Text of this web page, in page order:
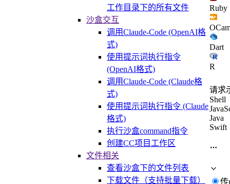
工作目录下的所有文件
沙盒交互
调用Claude-Code (OpenAI格
式)
使用提示词执行指令
(OpenAI格式)
调用Claude-Code (Claude格
式)
使用提示词执行指令 (Claude
格式)
执行沙盒command指令
创建CC项目工作区
文件相关
查看沙盒下的文件列表
下载文件（支持批量下载）
Ruby
Dart
R
请求
Shell
Java
Swift
传